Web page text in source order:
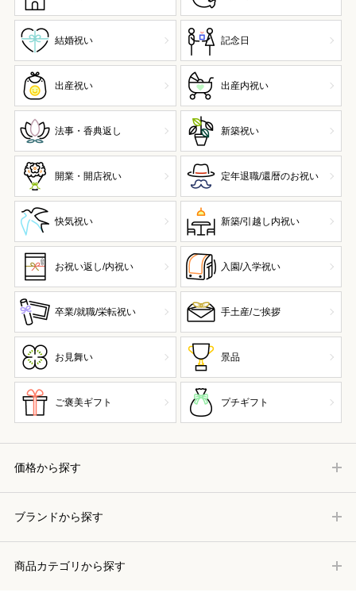
結婚祝い 記念日
出産祝い 出産内祝い
法事・香典返し 新築祝い
開業・開店祝い 定年退職/還暦のお祝い
快気祝い 新築/引越し内祝い
お祝い返し/内祝い 入園/入学祝い
卒業/就職/栄転祝い 手土産/ご挨拶
お見舞い 景品
ご褒美ギフト プチギフト
価格から探す
ブランドから探す
商品カテゴリから探す